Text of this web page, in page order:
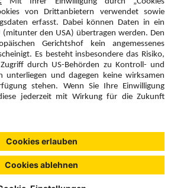
Anmelden
Unsere Inhalte: Standards und
Meldung
© 2026 DERTOUR Austria GmbH